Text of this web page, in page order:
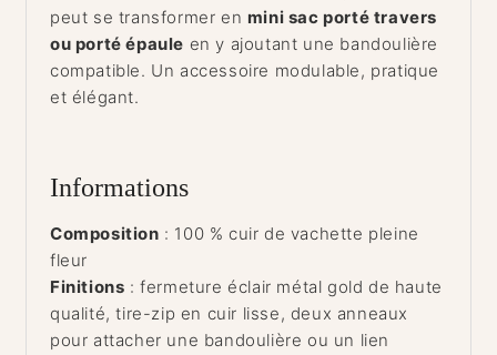
peut se transformer en mini sac porté travers
ou porté épaule en y ajoutant une bandoulière
compatible. Un accessoire modulable, pratique
et élégant.
Informations
Composition : 100 % cuir de vachette pleine
fleur
Finitions : fermeture éclair métal gold de haute
qualité, tire-zip en cuir lisse, deux anneaux
pour attacher une bandoulière ou un lien